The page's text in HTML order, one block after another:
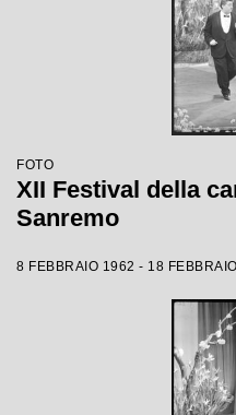
FOTO
XII Festival della
Sanremo
8 FEBBRAIO 1962 - 18